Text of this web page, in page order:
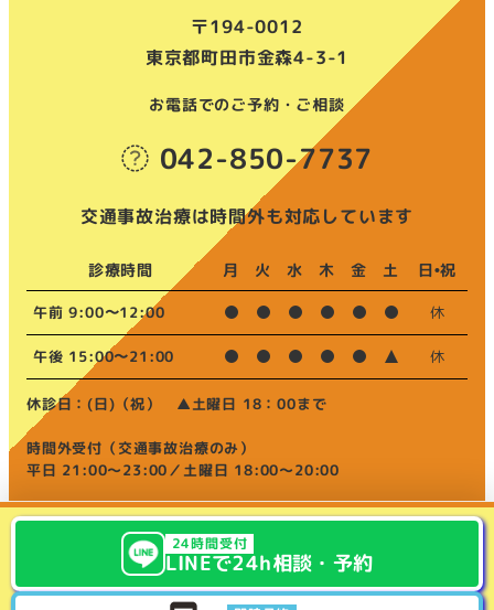
〒194-0012
東京都町田市金森4-3-1
お電話でのご予約・ご相談
042-850-7737
交通事故治療は時間外も対応しています
診療時間 月 火 水 木 金 土 日•祝
午前 9:00〜12:00 休
午後 15:00〜21:00 休
休診日：(日)（祝） ▲土曜日 18：00まで
時間外受付（交通事故治療のみ）
平日 21:00～23:00／土曜日 18:00～20:00
お知らせご予約･お問い合わせ
24時間受付
LINEで24h相談・ 予約